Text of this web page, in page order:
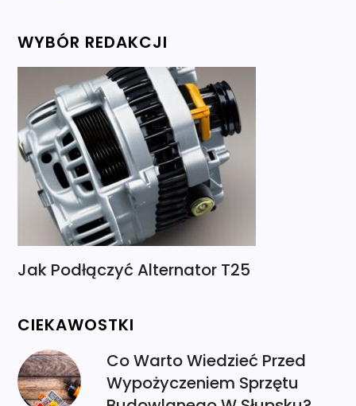
WYBÓR REDAKCJI
Jak Podłączyć Alternator T25
CIEKAWOSTKI
Co Warto Wiedzieć Przed
Wypożyczeniem Sprzętu